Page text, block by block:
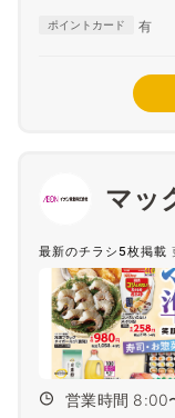
ポイントカード 有
マッ
最新のチラシ5枚掲載
営業時